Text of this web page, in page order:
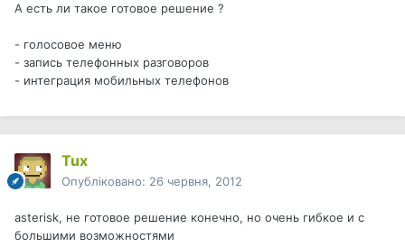
А есть ли такое готовое решение ?
- голосовое меню
- запись телефонных разговоров
- интеграция мобильных телефонов
Tux
Опубліковано: 26 червня, 2012
asterisk, не готовое решение конечно, но очень гибкое и с
большими возможностями